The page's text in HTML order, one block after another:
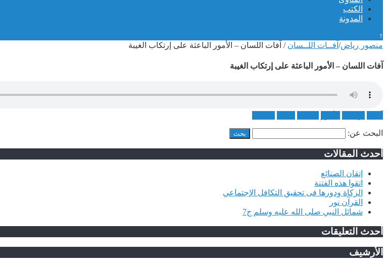
الكتب
المدونة
↑
منصور رياض/ آفــات اللــسان / آفات اللسان – الأمور الباعثة على إرتكاب الغيبة
آفات اللسان – الأمور الباعثة على إرتكاب الغيبة
البحث عن:
أحدث المقالات
إتقان الصنائع
اتقوا هذه الفتنة
الزكاة ودورها فى تحقيق التكافل الإجتماعي
القرآن نور
شمائل النبي صلى الله عليه وسلم ج7
أحدث التعليقات
الأرشيف